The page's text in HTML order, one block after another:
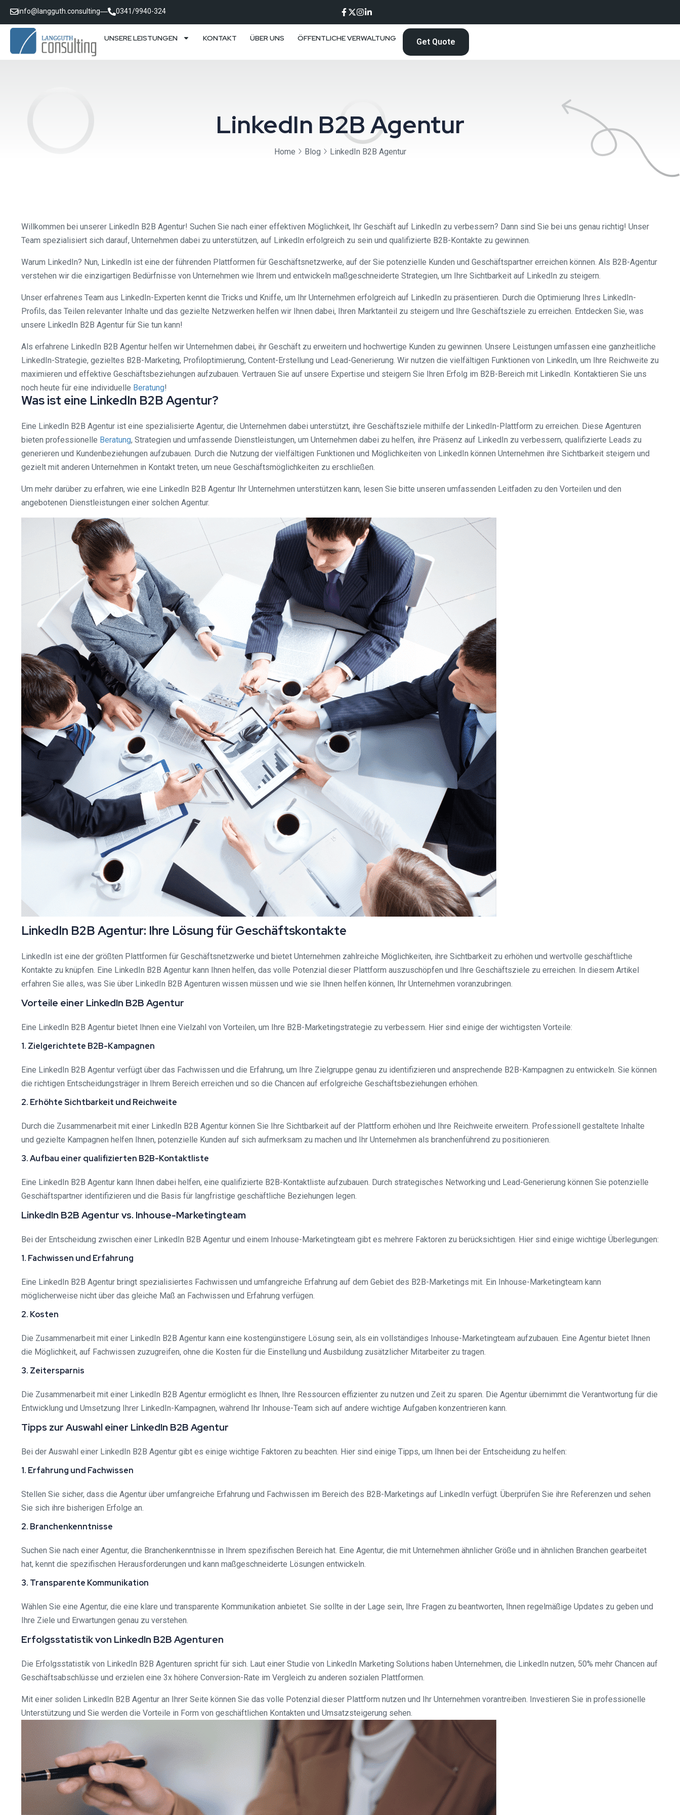
info@langguth.consulting 0341/9940-324
UNSERE LEISTUNGEN KONTAKT ÜBER UNS ÖFFENTLICHE VERWALTUNG Get Quote
LinkedIn B2B Agentur
Home Blog LinkedIn B2B Agentur
Willkommen bei unserer LinkedIn B2B Agentur! Suchen Sie nach einer effektiven Möglichkeit, Ihr Geschäft auf LinkedIn zu verbessern? Dann sind Sie bei uns genau richtig! Unser
Team spezialisiert sich darauf, Unternehmen dabei zu unterstützen, auf LinkedIn erfolgreich zu sein und qualifizierte B2B-Kontakte zu gewinnen.
Warum LinkedIn? Nun, LinkedIn ist eine der führenden Plattformen für Geschäftsnetzwerke, auf der Sie potenzielle Kunden und Geschäftspartner erreichen können. Als B2B-Agentur
verstehen wir die einzigartigen Bedürfnisse von Unternehmen wie Ihrem und entwickeln maßgeschneiderte Strategien, um Ihre Sichtbarkeit auf LinkedIn zu steigern.
Unser erfahrenes Team aus LinkedIn-Experten kennt die Tricks und Kniffe, um Ihr Unternehmen erfolgreich auf LinkedIn zu präsentieren. Durch die Optimierung Ihres LinkedIn-
Profils, das Teilen relevanter Inhalte und das gezielte Netzwerken helfen wir Ihnen dabei, Ihren Marktanteil zu steigern und Ihre Geschäftsziele zu erreichen. Entdecken Sie, was
unsere LinkedIn B2B Agentur für Sie tun kann!
Als erfahrene LinkedIn B2B Agentur helfen wir Unternehmen dabei, ihr Geschäft zu erweitern und hochwertige Kunden zu gewinnen. Unsere Leistungen umfassen eine ganzheitliche
LinkedIn-Strategie, gezieltes B2B-Marketing, Profiloptimierung, Content-Erstellung und Lead-Generierung. Wir nutzen die vielfältigen Funktionen von LinkedIn, um Ihre Reichweite zu
maximieren und effektive Geschäftsbeziehungen aufzubauen. Vertrauen Sie auf unsere Expertise und steigern Sie Ihren Erfolg im B2B-Bereich mit LinkedIn. Kontaktieren Sie uns
noch heute für eine individuelle Beratung!
Was ist eine LinkedIn B2B Agentur?
Eine LinkedIn B2B Agentur ist eine spezialisierte Agentur, die Unternehmen dabei unterstützt, ihre Geschäftsziele mithilfe der LinkedIn-Plattform zu erreichen. Diese Agenturen
bieten professionelle Beratung, Strategien und umfassende Dienstleistungen, um Unternehmen dabei zu helfen, ihre Präsenz auf LinkedIn zu verbessern, qualifizierte Leads zu
generieren und Kundenbeziehungen aufzubauen. Durch die Nutzung der vielfältigen Funktionen und Möglichkeiten von LinkedIn können Unternehmen ihre Sichtbarkeit steigern und
gezielt mit anderen Unternehmen in Kontakt treten, um neue Geschäftsmöglichkeiten zu erschließen.
Um mehr darüber zu erfahren, wie eine LinkedIn B2B Agentur Ihr Unternehmen unterstützen kann, lesen Sie bitte unseren umfassenden Leitfaden zu den Vorteilen und den
angebotenen Dienstleistungen einer solchen Agentur.
LinkedIn B2B Agentur: Ihre Lösung für Geschäftskontakte
LinkedIn ist eine der größten Plattformen für Geschäftsnetzwerke und bietet Unternehmen zahlreiche Möglichkeiten, ihre Sichtbarkeit zu erhöhen und wertvolle geschäftliche
Kontakte zu knüpfen. Eine LinkedIn B2B Agentur kann Ihnen helfen, das volle Potenzial dieser Plattform auszuschöpfen und Ihre Geschäftsziele zu erreichen. In diesem Artikel
erfahren Sie alles, was Sie über LinkedIn B2B Agenturen wissen müssen und wie sie Ihnen helfen können, Ihr Unternehmen voranzubringen.
Vorteile einer LinkedIn B2B Agentur
Eine LinkedIn B2B Agentur bietet Ihnen eine Vielzahl von Vorteilen, um Ihre B2B-Marketingstrategie zu verbessern. Hier sind einige der wichtigsten Vorteile:
1. Zielgerichtete B2B-Kampagnen
Eine LinkedIn B2B Agentur verfügt über das Fachwissen und die Erfahrung, um Ihre Zielgruppe genau zu identifizieren und ansprechende B2B-Kampagnen zu entwickeln. Sie können
die richtigen Entscheidungsträger in Ihrem Bereich erreichen und so die Chancen auf erfolgreiche Geschäftsbeziehungen erhöhen.
2. Erhöhte Sichtbarkeit und Reichweite
Durch die Zusammenarbeit mit einer LinkedIn B2B Agentur können Sie Ihre Sichtbarkeit auf der Plattform erhöhen und Ihre Reichweite erweitern. Professionell gestaltete Inhalte
und gezielte Kampagnen helfen Ihnen, potenzielle Kunden auf sich aufmerksam zu machen und Ihr Unternehmen als branchenführend zu positionieren.
3. Aufbau einer qualifizierten B2B-Kontaktliste
Eine LinkedIn B2B Agentur kann Ihnen dabei helfen, eine qualifizierte B2B-Kontaktliste aufzubauen. Durch strategisches Networking und Lead-Generierung können Sie potenzielle
Geschäftspartner identifizieren und die Basis für langfristige geschäftliche Beziehungen legen.
LinkedIn B2B Agentur vs. Inhouse-Marketingteam
Bei der Entscheidung zwischen einer LinkedIn B2B Agentur und einem Inhouse-Marketingteam gibt es mehrere Faktoren zu berücksichtigen. Hier sind einige wichtige Überlegungen:
1. Fachwissen und Erfahrung
Eine LinkedIn B2B Agentur bringt spezialisiertes Fachwissen und umfangreiche Erfahrung auf dem Gebiet des B2B-Marketings mit. Ein Inhouse-Marketingteam kann
möglicherweise nicht über das gleiche Maß an Fachwissen und Erfahrung verfügen.
2. Kosten
Die Zusammenarbeit mit einer LinkedIn B2B Agentur kann eine kostengünstigere Lösung sein, als ein vollständiges Inhouse-Marketingteam aufzubauen. Eine Agentur bietet Ihnen
die Möglichkeit, auf Fachwissen zuzugreifen, ohne die Kosten für die Einstellung und Ausbildung zusätzlicher Mitarbeiter zu tragen.
3. Zeitersparnis
Die Zusammenarbeit mit einer LinkedIn B2B Agentur ermöglicht es Ihnen, Ihre Ressourcen effizienter zu nutzen und Zeit zu sparen. Die Agentur übernimmt die Verantwortung für die
Entwicklung und Umsetzung Ihrer LinkedIn-Kampagnen, während Ihr Inhouse-Team sich auf andere wichtige Aufgaben konzentrieren kann.
Tipps zur Auswahl einer LinkedIn B2B Agentur
Bei der Auswahl einer LinkedIn B2B Agentur gibt es einige wichtige Faktoren zu beachten. Hier sind einige Tipps, um Ihnen bei der Entscheidung zu helfen:
1. Erfahrung und Fachwissen
Stellen Sie sicher, dass die Agentur über umfangreiche Erfahrung und Fachwissen im Bereich des B2B-Marketings auf LinkedIn verfügt. Überprüfen Sie ihre Referenzen und sehen
Sie sich ihre bisherigen Erfolge an.
2. Branchenkenntnisse
Suchen Sie nach einer Agentur, die Branchenkenntnisse in Ihrem spezifischen Bereich hat. Eine Agentur, die mit Unternehmen ähnlicher Größe und in ähnlichen Branchen gearbeitet
hat, kennt die spezifischen Herausforderungen und kann maßgeschneiderte Lösungen entwickeln.
3. Transparente Kommunikation
Wählen Sie eine Agentur, die eine klare und transparente Kommunikation anbietet. Sie sollte in der Lage sein, Ihre Fragen zu beantworten, Ihnen regelmäßige Updates zu geben und
Ihre Ziele und Erwartungen genau zu verstehen.
Erfolgsstatistik von LinkedIn B2B Agenturen
Die Erfolgsstatistik von LinkedIn B2B Agenturen spricht für sich. Laut einer Studie von LinkedIn Marketing Solutions haben Unternehmen, die LinkedIn nutzen, 50% mehr Chancen auf
Geschäftsabschlüsse und erzielen eine 3x höhere Conversion-Rate im Vergleich zu anderen sozialen Plattformen.
Mit einer soliden LinkedIn B2B Agentur an Ihrer Seite können Sie das volle Potenzial dieser Plattform nutzen und Ihr Unternehmen vorantreiben. Investieren Sie in professionelle
Unterstützung und Sie werden die Vorteile in Form von geschäftlichen Kontakten und Umsatzsteigerung sehen.